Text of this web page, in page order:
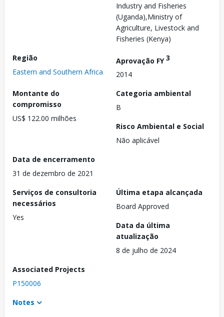
Industry and Fisheries
(Uganda),Ministry of
Agriculture, Livestock and
Fisheries (Kenya)
Região
Eastern and Southern Africa
Aprovação FY3
2014
Montante do
compromisso
US$ 122.00 milhões
Categoria ambiental
B
Risco Ambiental e Social
Não aplicável
Data de encerramento
31 de dezembro de 2021
Serviços de consultoria
necessários
Yes
Última etapa alcançada
Board Approved
Data da última
atualização
8 de julho de 2024
Associated Projects
P150006
Notes